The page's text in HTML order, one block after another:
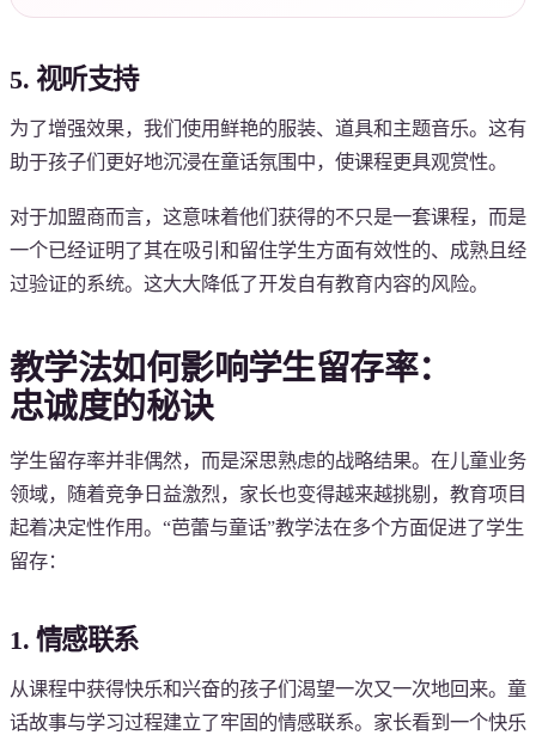
5. 视听支持
为了增强效果，我们使用鲜艳的服装、道具和主题音乐。这有
助于孩子们更好地沉浸在童话氛围中，使课程更具观赏性。
对于加盟商而言，这意味着他们获得的不只是一套课程，而是
一个已经证明了其在吸引和留住学生方面有效性的、成熟且经
过验证的系统。这大大降低了开发自有教育内容的风险。
教学法如何影响学生留存率：
忠诚度的秘诀
学生留存率并非偶然，而是深思熟虑的战略结果。在儿童业务
领域，随着竞争日益激烈，家长也变得越来越挑剔，教育项目
起着决定性作用。“芭蕾与童话”教学法在多个方面促进了学生
留存：
1. 情感联系
从课程中获得快乐和兴奋的孩子们渴望一次又一次地回来。童
话故事与学习过程建立了牢固的情感联系。家长看到一个快乐